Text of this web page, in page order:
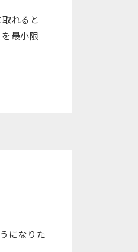
れると
最小限
になりた